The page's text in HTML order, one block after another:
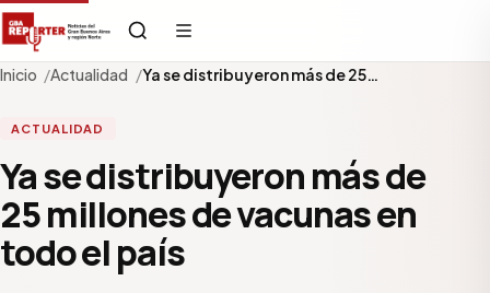
Inicio Actualidad Ya se distribuyeron más de 25…
ACTUALIDAD
Ya se distribuyeron más de
25 millones de vacunas en
todo el país